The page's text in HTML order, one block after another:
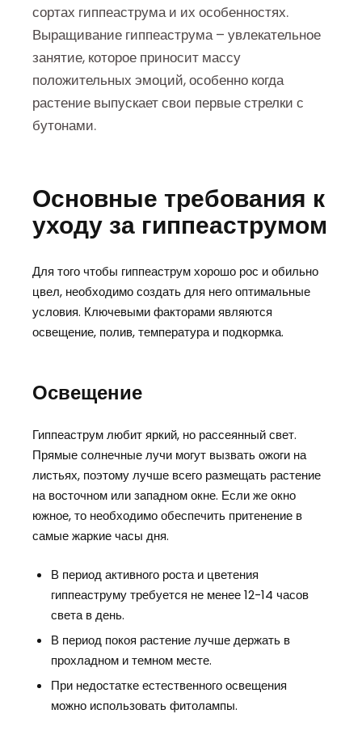
сортах гиппеаструма и их особенностях.
Выращивание гиппеаструма – увлекательное
занятие, которое приносит массу
положительных эмоций, особенно когда
растение выпускает свои первые стрелки с
бутонами.
Основные требования к
уходу за гиппеаструмом
Для того чтобы гиппеаструм хорошо рос и обильно
цвел, необходимо создать для него оптимальные
условия. Ключевыми факторами являются
освещение, полив, температура и подкормка.
Освещение
Гиппеаструм любит яркий, но рассеянный свет.
Прямые солнечные лучи могут вызвать ожоги на
листьях, поэтому лучше всего размещать растение
на восточном или западном окне. Если же окно
южное, то необходимо обеспечить притенение в
самые жаркие часы дня.
В период активного роста и цветения
гиппеаструму требуется не менее 12-14 часов
света в день.
В период покоя растение лучше держать в
прохладном и темном месте.
При недостатке естественного освещения
можно использовать фитолампы.